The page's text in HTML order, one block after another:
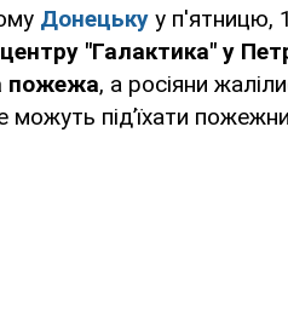
Донецьку у п'ятницю,
"Галактика" у
пожежа, а росіяни
можуть підʼїхати